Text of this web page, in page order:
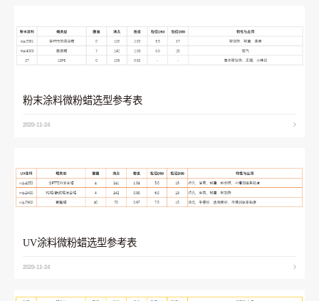
粉末涂料微粉蜡选型参考表
2020-11-24
UV涂料微粉蜡选型参考表
2020-11-24